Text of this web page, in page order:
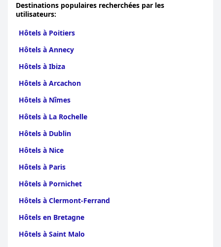
Destinations populaires recherchées par les
utilisateurs:
Hôtels à Poitiers
Hôtels à Annecy
Hôtels à Ibiza
Hôtels à Arcachon
Hôtels à Nîmes
Hôtels à La Rochelle
Hôtels à Dublin
Hôtels à Nice
Hôtels à Paris
Hôtels à Pornichet
Hôtels à Clermont-Ferrand
Hôtels en Bretagne
Hôtels à Saint Malo